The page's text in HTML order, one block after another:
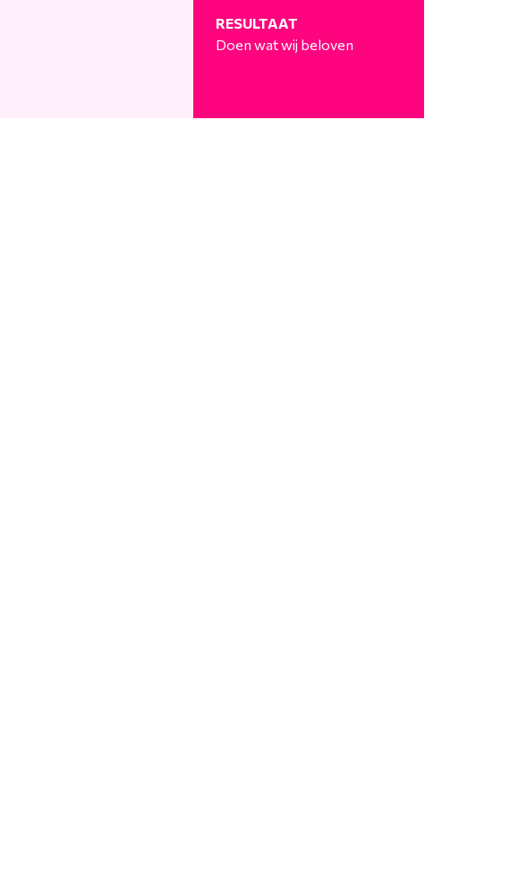
RESULTAAT
Doen wat wij beloven